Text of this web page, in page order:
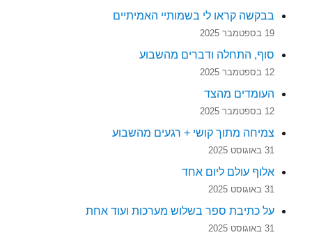
בבקשה קראו לי בשמותיי האמיתיים
19 בספטמבר 2025
סוף, התחלה ודברים מהשבוע
12 בספטמבר 2025
העומדים מהצד
12 בספטמבר 2025
צמיחה מתוך קושי + רגעים מהשבוע
31 באוגוסט 2025
אלוף עולם ליום אחד
31 באוגוסט 2025
על כתיבת ספר בשלוש מערכות ועוד אחת
31 באוגוסט 2025